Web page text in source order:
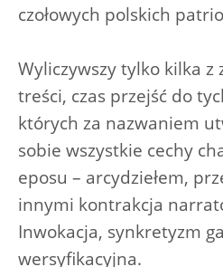
czołowych polskich
Wyliczywszy tylko kilka z
treści, czas przejść do
których za nazwaniem
sobie wszystkie cechy
eposu – arcydziełem,
innymi kontrakcja
Inwokacja, synkretyzm
wersyfikacyjna.